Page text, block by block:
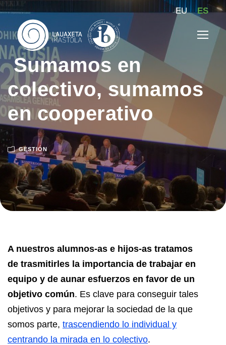
EU ES
Sumamos en
colectivo, sumamos
en cooperativo
GESTIÓN
A nuestros alumnos-as e hijos-as tratamos
de trasmitirles la importancia de trabajar en
equipo y de aunar esfuerzos en favor de un
objetivo común. Es clave para conseguir tales
objetivos y para mejorar la sociedad de la que
somos parte, trascendiendo lo individual y
centrando la mirada en lo colectivo.